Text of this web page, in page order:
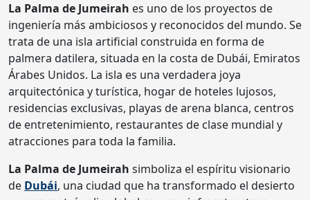
La Palma de Jumeirah es uno de los proyectos de
ingeniería más ambiciosos y reconocidos del mundo. Se
trata de una isla artificial construida en forma de
palmera datilera, situada en la costa de Dubái, Emiratos
Árabes Unidos. La isla es una verdadera joya
arquitectónica y turística, hogar de hoteles lujosos,
residencias exclusivas, playas de arena blanca, centros
de entretenimiento, restaurantes de clase mundial y
atracciones para toda la familia.
La Palma de Jumeirah simboliza el espíritu visionario
de Dubái, una ciudad que ha transformado el desierto